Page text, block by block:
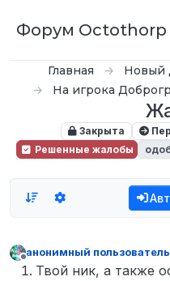
Форум Octothorp
Главная Новый
На игрока
Закрыта
Решенные жалобы
Не в сети
анонимный пользователь
Твой ник, а также